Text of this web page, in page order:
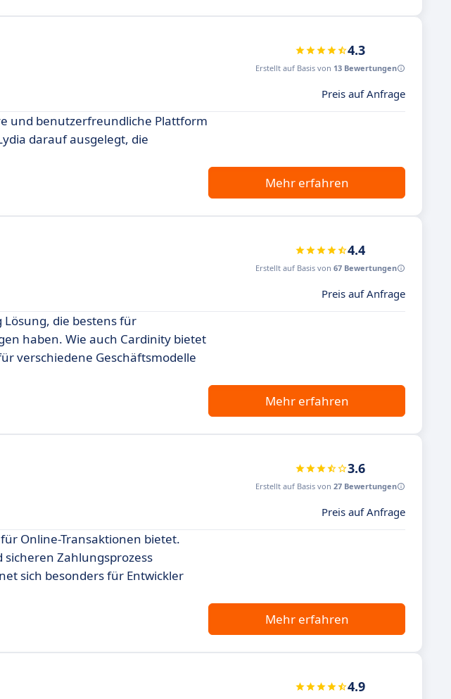
4.3
Erstellt auf Basis von 13 Bewertungen
Preis auf Anfrage
und benutzerfreundliche Plattform
darauf ausgelegt, die
Mehr erfahren
4.4
Erstellt auf Basis von 67 Bewertungen
Preis auf Anfrage
Lösung, die bestens für
haben. Wie auch Cardinity bietet
verschiedene Geschäftsmodelle
Mehr erfahren
3.6
Erstellt auf Basis von 27 Bewertungen
Preis auf Anfrage
Online-Transaktionen bietet.
Zahlungsprozess
sich besonders für Entwickler
Mehr erfahren
4.9